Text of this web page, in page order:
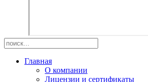
Главная
О компании
Лицензии и сертификаты